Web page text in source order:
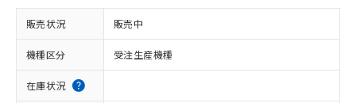
販売状況 販売中
機種区分 受注生産機種
在庫状況